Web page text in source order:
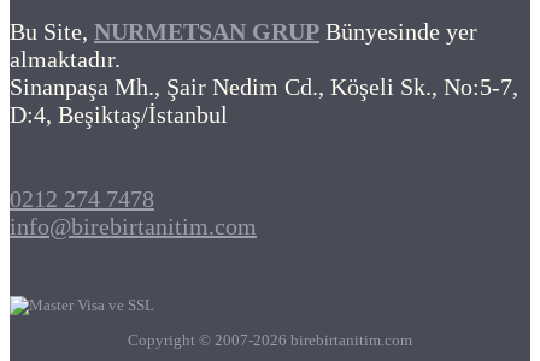
Bu Site, NURMETSAN GRUP Bünyesinde yer
almaktadır.
Sinanpaşa Mh., Şair Nedim Cd., Köşeli Sk., No:5-7,
D:4, Beşiktaş/İstanbul
0212 274 7478
info@birebirtanitim.com
Copyright © 2007-2026 birebirtanitim.com